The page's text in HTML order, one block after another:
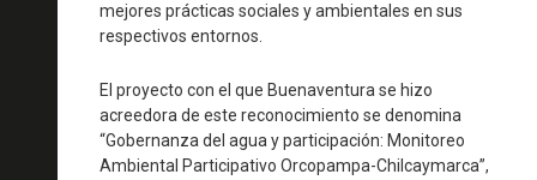
mejores prácticas sociales y ambientales en sus
respectivos entornos.
El proyecto con el que Buenaventura se hizo
acreedora de este reconocimiento se denomina
“Gobernanza del agua y participación: Monitoreo
Ambiental Participativo Orcopampa-Chilcaymarca”,